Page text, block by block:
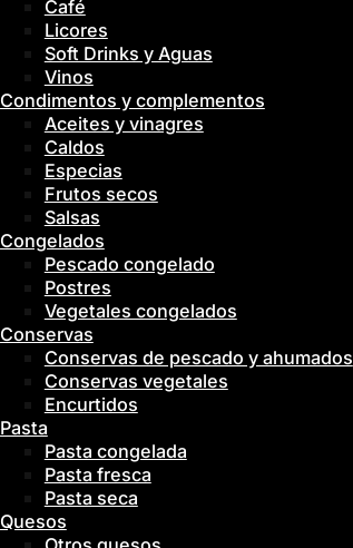
Café
Licores
Soft Drinks y Aguas
Vinos
Condimentos y complementos
Aceites y vinagres
Caldos
Especias
Frutos secos
Salsas
Congelados
Pescado congelado
Postres
Vegetales congelados
Conservas
Conservas de pescado y ahumados
Conservas vegetales
Encurtidos
Pasta
Pasta congelada
Pasta fresca
Pasta seca
Quesos